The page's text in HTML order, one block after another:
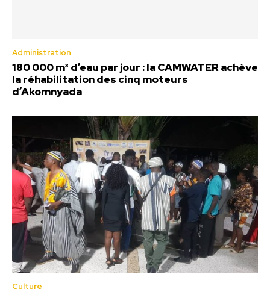
Administration
180 000 m³ d’eau par jour : la CAMWATER achève
la réhabilitation des cinq moteurs
d’Akomnyada
Culture